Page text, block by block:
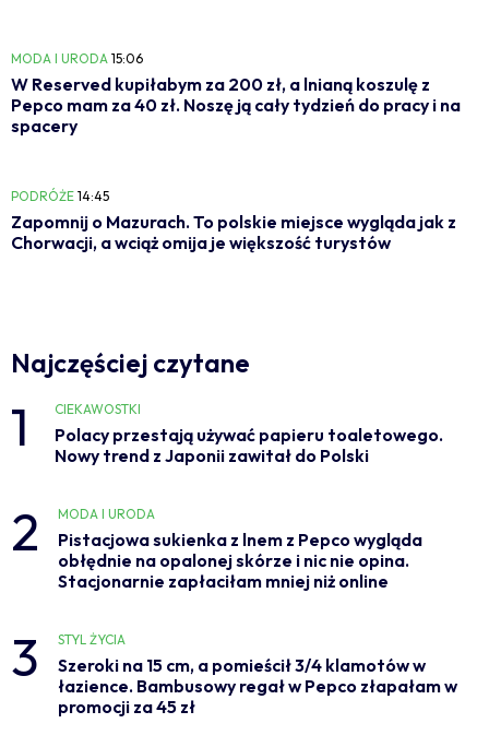
MODA I URODA 15:06
W Reserved kupiłabym za 200 zł, a lnianą koszulę z
Pepco mam za 40 zł. Noszę ją cały tydzień do pracy i na
spacery
PODRÓŻE 14:45
Zapomnij o Mazurach. To polskie miejsce wygląda jak z
Chorwacji, a wciąż omija je większość turystów
Najczęściej czytane
1 CIEKAWOSTKI
Polacy przestają używać papieru toaletowego.
Nowy trend z Japonii zawitał do Polski
2 MODA I URODA
Pistacjowa sukienka z lnem z Pepco wygląda
obłędnie na opalonej skórze i nic nie opina.
Stacjonarnie zapłaciłam mniej niż online
3 STYL ŻYCIA
Szeroki na 15 cm, a pomieścił 3/4 klamotów w
łazience. Bambusowy regał w Pepco złapałam w
promocji za 45 zł